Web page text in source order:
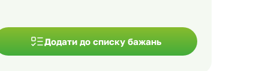
Додати до списку бажань